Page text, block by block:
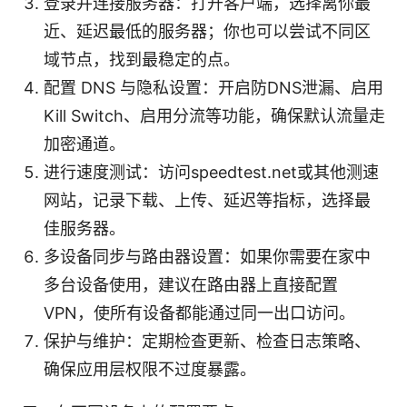
近、延迟最低的服务器；你也可以尝试不同区
域节点，找到最稳定的点。
配置 DNS 与隐私设置：开启防DNS泄漏、启用
Kill Switch、启用分流等功能，确保默认流量走
加密通道。
进行速度测试：访问speedtest.net或其他测速
网站，记录下载、上传、延迟等指标，选择最
佳服务器。
多设备同步与路由器设置：如果你需要在家中
多台设备使用，建议在路由器上直接配置
VPN，使所有设备都能通过同一出口访问。
保护与维护：定期检查更新、检查日志策略、
确保应用层权限不过度暴露。